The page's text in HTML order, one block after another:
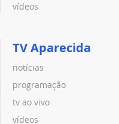
vídeos
TV Aparecida
notícias
programação
tv ao vivo
vídeos